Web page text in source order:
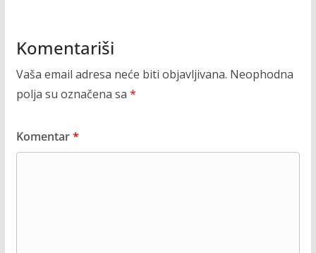
Komentariši
Vaša email adresa neće biti objavljivana. Neophodna
polja su označena sa *
Komentar*